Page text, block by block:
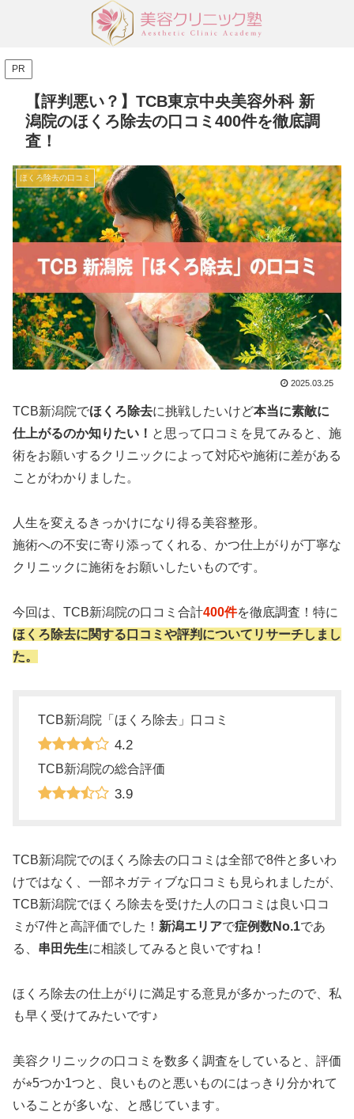
PR
【評判悪い？】TCB東京中央美容外科 新
潟院のほくろ除去の口コミ400件を徹底調
査！
ほくろ除去の口コミ
2025.03.25
TCB新潟院でほくろ除去に挑戦したいけど本当に素敵に
仕上がるのか知りたい！ と思って口コミを見てみると、施
術をお願いするクリニックによって対応や施術に差がある
ことがわかりました。
人生を変えるきっかけになり得る美容整形。
施術への不安に寄り添ってくれる、かつ仕上がりが丁寧な
クリニックに施術をお願いしたいものです。
今回は、TCB新潟院の口コミ合計400件を徹底調査！特に
ほくろ除去に関する口コミや評判についてリサーチしまし
た。
TCB新潟院「ほくろ除去」口コミ
4.2
TCB新潟院の総合評価
3.9
TCB新潟院でのほくろ除去の口コミは全部で8件と多いわ
けではなく、一部ネガティブな口コミも見られましたが、
TCB新潟院でほくろ除去を受けた人の口コミは良い口コ
ミが7件と高評価でした！ 新潟エリアで症例数No.1であ
る、 串田先生に相談してみると良いですね！
ほくろ除去の仕上がりに満足する意見が多かったので、私
も早く受けてみたいです♪
美容クリニックの口コミを数多く調査をしていると、評価
が⭐︎5つか1つと、良いものと悪いものにはっきり分かれて
いることが多いな、と感じています。